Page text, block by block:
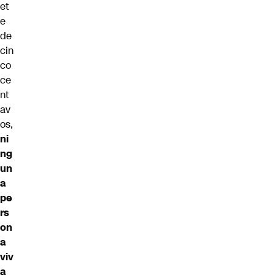
et
e
de
cin
co
ce
nt
av
os,
ni
ng
un
a
pe
rs
on
a
viv
a